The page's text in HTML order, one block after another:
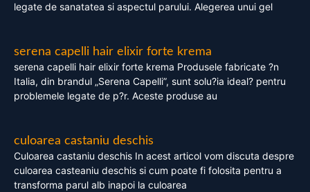
legate de sanatatea si aspectul parului. Alegerea unui gel
serena capelli hair elixir forte krema
serena capelli hair elixir forte krema Produsele fabricate ?n
Italia, din brandul „Serena Capelli”, sunt solu?ia ideal? pentru
problemele legate de p?r. Aceste produse au
culoarea castaniu deschis
Culoarea castaniu deschis In acest articol vom discuta despre
culoarea casteaniu deschis si cum poate fi folosita pentru a
transforma parul alb inapoi la culoarea